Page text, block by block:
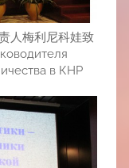
人梅利尼科娃致
в КНР